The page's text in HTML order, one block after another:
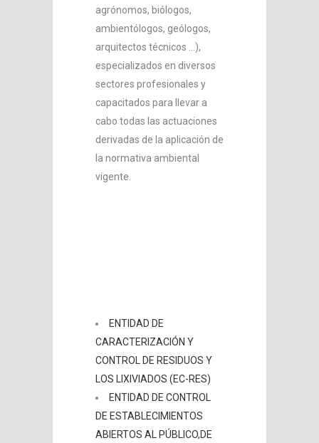
agrónomos, biólogos,
ambientólogos, geólogos,
arquitectos técnicos …),
especializados en diversos
sectores profesionales y
capacitados para llevar a
cabo todas las actuaciones
derivadas de la aplicación de
la normativa ambiental
vigente.
ENTIDAD DE
CARACTERIZACIÓN Y
CONTROL DE RESIDUOS Y
LOS LIXIVIADOS (EC-RES)
ENTIDAD DE CONTROL
DE ESTABLECIMIENTOS
ABIERTOS AL PÚBLICO,DE